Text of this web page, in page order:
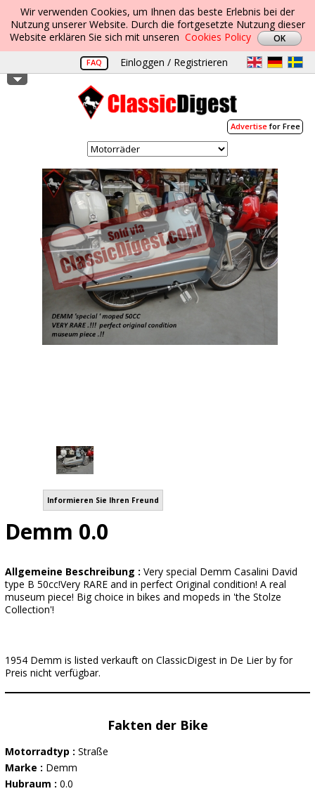
Wir verwenden Cookies, um Ihnen das beste Erlebnis bei der
Nutzung unserer Website. Durch die fortgesetzte Nutzung dieser
Website erklären Sie sich mit unseren Cookies Policy
FAQ Einloggen / Registrieren
Advertisefor Free
Informieren Sie Ihren Freund
Demm 0.0
Allgemeine Beschreibung : Very special Demm Casalini David
type B 50cc!Very RARE and in perfect Original condition! A real
museum piece! Big choice in bikes and mopeds in 'the Stolze
Collection'!
1954 Demm is listed verkauft on ClassicDigest in De Lier by for
Preis nicht verfügbar.
Fakten der Bike
Motorradtyp : Straße
Marke : Demm
Hubraum : 0.0